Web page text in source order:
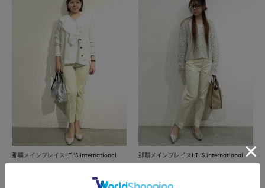
那覇メインプレイスI.T.'S.international 那覇メインプレイスI.T.'S.international